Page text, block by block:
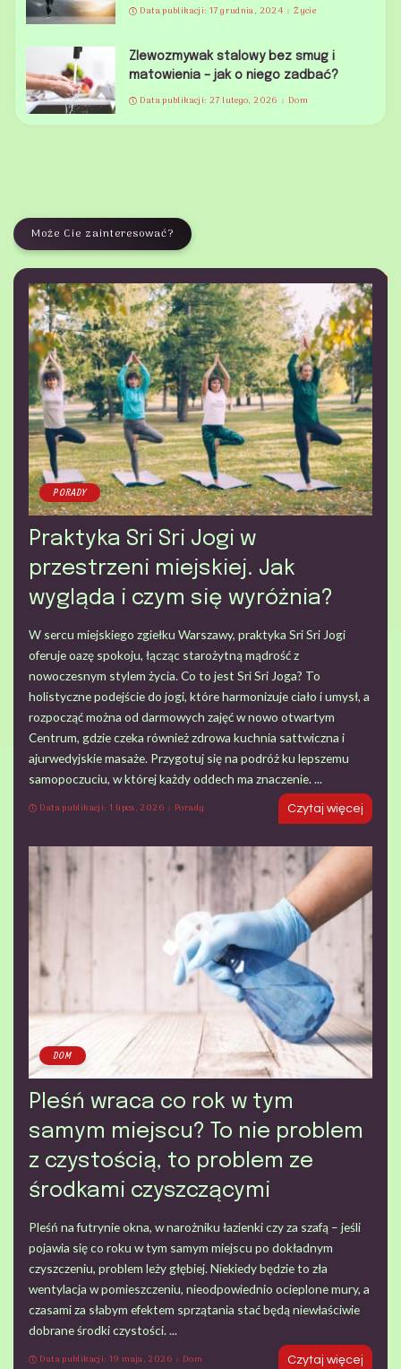
Data publikacji: 17 grudnia, 2024 Życie
Zlewozmywak stalowy bez smug i
matowienia – jak o niego zadbać?
Data publikacji: 27 lutego, 2026 Dom
Może Cie zainteresować?
PORADY
Praktyka Sri Sri Jogi w
przestrzeni miejskiej. Jak
wygląda i czym się wyróżnia?
W sercu miejskiego zgiełku Warszawy, praktyka Sri Sri Jogi
oferuje oazę spokoju, łącząc starożytną mądrość z
nowoczesnym stylem życia. Co to jest Sri Sri Joga? To
holistyczne podejście do jogi, które harmonizuje ciało i umysł, a
rozpocząć można od darmowych zajęć w nowo otwartym
Centrum, gdzie czeka również zdrowa kuchnia sattwiczna i
ajurwedyjskie masaże. Przygotuj się na podróż ku lepszemu
samopoczuciu, w której każdy oddech ma znaczenie. ...
Data publikacji: 1 lipca, 2026
Porady Czytaj więcej
DOM
Pleśń wraca co rok w tym
samym miejscu? To nie problem
z czystością, to problem ze
środkami czyszczącymi
Pleśń na futrynie okna, w narożniku łazienki czy za szafą – jeśli
pojawia się co roku w tym samym miejscu po dokładnym
czyszczeniu, problem leży głębiej. Niekiedy będzie to zła
wentylacja w pomieszczeniu, nieodpowiednio ocieplone mury, a
czasami za słabym efektem sprzątania stać będą niewłaściwie
dobrane środki czystości....
Data publikacji: 19 maja, 2026
Dom Czytaj więcej